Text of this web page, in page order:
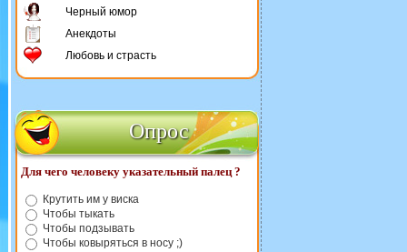
Черный юмор
Анекдоты
Любовь и страсть
Опрос
Для чего человеку указательный палец ?
Крутить им у виска
Чтобы тыкать
Чтобы подзывать
Чтобы ковыряться в носу ;)